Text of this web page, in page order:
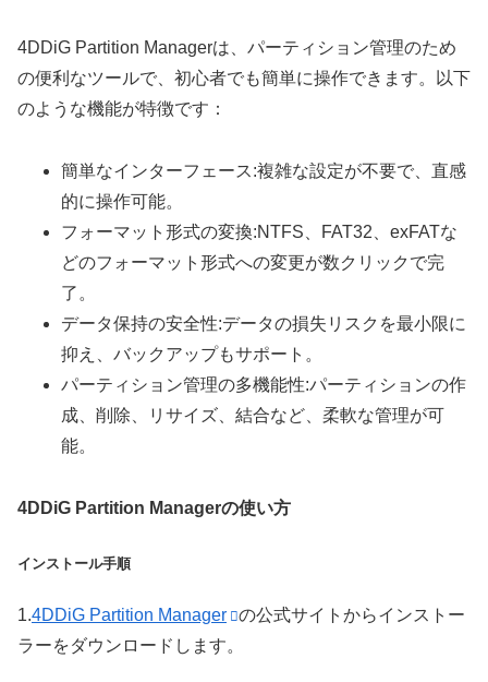
4DDiG Partition Managerは、パーティション管理のため
の便利なツールで、初心者でも簡単に操作できます。以下
のような機能が特徴です：
簡単なインターフェース:複雑な設定が不要で、直感
的に操作可能。
フォーマット形式の変換:NTFS、FAT32、exFATな
どのフォーマット形式への変更が数クリックで完
了。
データ保持の安全性:データの損失リスクを最小限に
抑え、バックアップもサポート。
パーティション管理の多機能性:パーティションの作
成、削除、リサイズ、結合など、柔軟な管理が可
能。
4DDiG Partition Managerの使い方
インストール手順
1.4DDiG Partition Manager
の公式サイトからインストー
ラーをダウンロードします。